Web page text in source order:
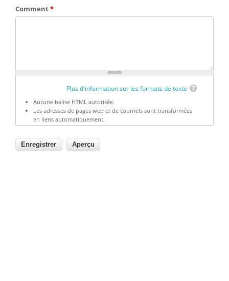
Comment*
Plus d'information sur les formats de texte
Aucune balise HTML autorisée.
Les adresses de pages web et de courriels sont transformées
en liens automatiquement.